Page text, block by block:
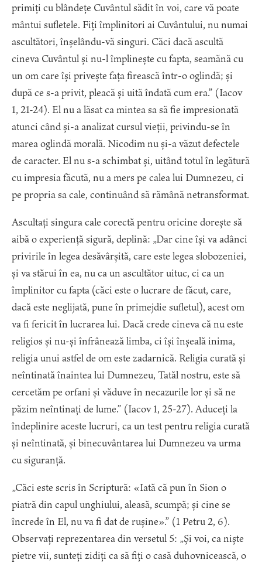
primiți cu blândețe Cuvântul sădit în voi, care vă poate
mântui sufletele. Fiți împlinitori ai Cuvântului, nu numai
ascultători, înșelându-vă singuri. Căci dacă ascultă
cineva Cuvântul și nu-l împlinește cu fapta, seamănă cu
un om care își privește fața firească într-o oglindă; și
după ce s-a privit, pleacă și uită îndată cum era.” (Iacov
1, 21-24). El nu a lăsat ca mintea sa să fie impresionată
atunci când și-a analizat cursul vieții, privindu-se în
marea oglindă morală. Nicodim nu și-a văzut defectele
de caracter. El nu s-a schimbat și, uitând totul în legătură
cu impresia făcută, nu a mers pe calea lui Dumnezeu, ci
pe propria sa cale, continuând să rămână netransformat.
Ascultați singura cale corectă pentru oricine dorește să
aibă o experiență sigură, deplină: „Dar cine își va adânci
privirile în legea desăvârșită, care este legea slobozeniei,
și va stărui în ea, nu ca un ascultător uituc, ci ca un
împlinitor cu fapta (căci este o lucrare de făcut, care,
dacă este neglijată, pune în primejdie sufletul), acest om
va fi fericit în lucrarea lui. Dacă crede cineva că nu este
religios și nu-și înfrânează limba, ci își înșeală inima,
religia unui astfel de om este zadarnică. Religia curată și
neîntinată înaintea lui Dumnezeu, Tatăl nostru, este să
cercetăm pe orfani și văduve în necazurile lor și să ne
păzim neîntinați de lume.” (Iacov 1, 25-27). Aduceți la
îndeplinire aceste lucruri, ca un test pentru religia curată
și neîntinată, și binecuvântarea lui Dumnezeu va urma
cu siguranță.
„Căci este scris în Scriptură: «Iată că pun în Sion o
piatră din capul unghiului, aleasă, scumpă; și cine se
încrede în El, nu va fi dat de rușine».” (1 Petru 2, 6).
Observați reprezentarea din versetul 5: „Și voi, ca niște
pietre vii, sunteți zidiți ca să fiți o casă duhovnicească, o